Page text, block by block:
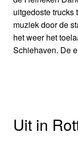
uitgedoste trucks
muziek door de
het weer het
Schiehaven. De
Uit in